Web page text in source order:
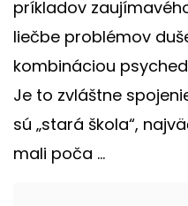
príkladov
liečbe problémov
kombináciou
Je to zvláštne
sú „stará škola“,
mali poča ...